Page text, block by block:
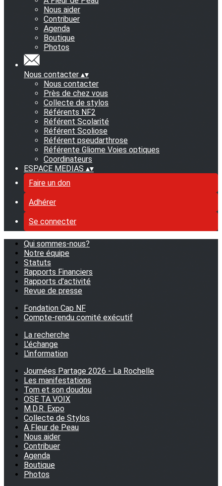
Nous aider
Contribuer
Agenda
Boutique
Photos
Nous contacter ▴▾
Nous contacter
Près de chez vous
Collecte de stylos
Référents NF2
Référent Scolarité
Référent Scoliose
Référent pseudarthrose
Référente Gliome Voies optiques
Coordinateurs
ESPACE MEDIAS ▴▾
Faire un don
Adhérer
Se connecter
Qui sommes-nous?
Notre équipe
Statuts
Rapports Financiers
Rapports d'activité
Revue de presse
Fondation Cap NF
Compte-rendu comité exécutif
La recherche
L'échange
L'information
Journées Partage 2026 - La Rochelle
Les manifestations
Tom et son doudou
OSE TA VOIX
M.D.R. Expo
Collecte de Stylos
A Fleur de Peau
Nous aider
Contribuer
Agenda
Boutique
Photos